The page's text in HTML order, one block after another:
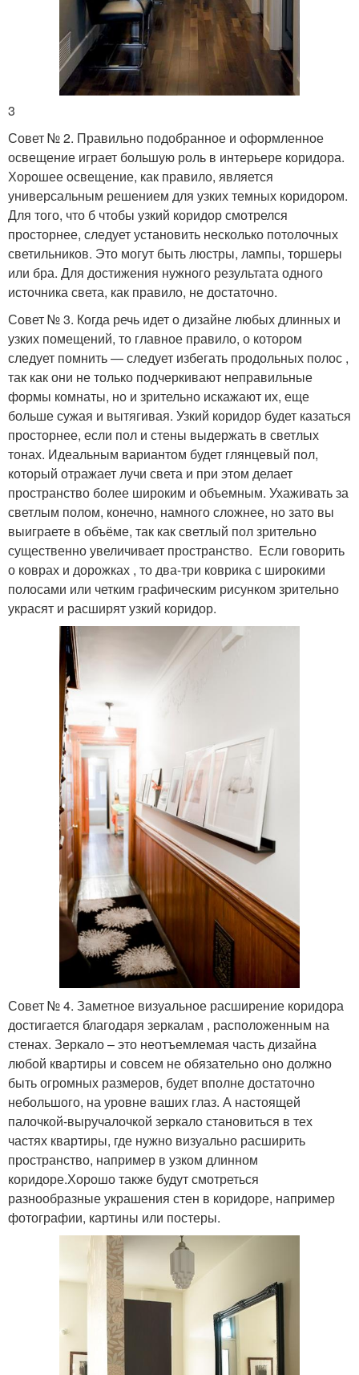
3
Совет № 2. Правильно подобранное и оформленное
освещение играет большую роль в интерьере коридора.
Хорошее освещение, как правило, является
универсальным решением для узких темных коридором.
Для того, что б чтобы узкий коридор смотрелся
просторнее, следует установить несколько потолочных
светильников. Это могут быть люстры, лампы, торшеры
или бра. Для достижения нужного результата одного
источника света, как правило, не достаточно.
Совет № 3. Когда речь идет о дизайне любых длинных и
узких помещений, то главное правило, о котором
следует помнить — следует избегать продольных полос ,
так как они не только подчеркивают неправильные
формы комнаты, но и зрительно искажают их, еще
больше сужая и вытягивая. Узкий коридор будет казаться
просторнее, если пол и стены выдержать в светлых
тонах. Идеальным вариантом будет глянцевый пол,
который отражает лучи света и при этом делает
пространство более широким и объемным. Ухаживать за
светлым полом, конечно, намного сложнее, но зато вы
выиграете в объёме, так как светлый пол зрительно
существенно увеличивает пространство. Если говорить
о коврах и дорожках , то два-три коврика с широкими
полосами или четким графическим рисунком зрительно
украсят и расширят узкий коридор.
Совет № 4. Заметное визуальное расширение коридора
достигается благодаря зеркалам , расположенным на
стенах. Зеркало – это неотъемлемая часть дизайна
любой квартиры и совсем не обязательно оно должно
быть огромных размеров, будет вполне достаточно
небольшого, на уровне ваших глаз. А настоящей
палочкой-выручалочкой зеркало становиться в тех
частях квартиры, где нужно визуально расширить
пространство, например в узком длинном
коридоре.Хорошо также будут смотреться
разнообразные украшения стен в коридоре, например
фотографии, картины или постеры.